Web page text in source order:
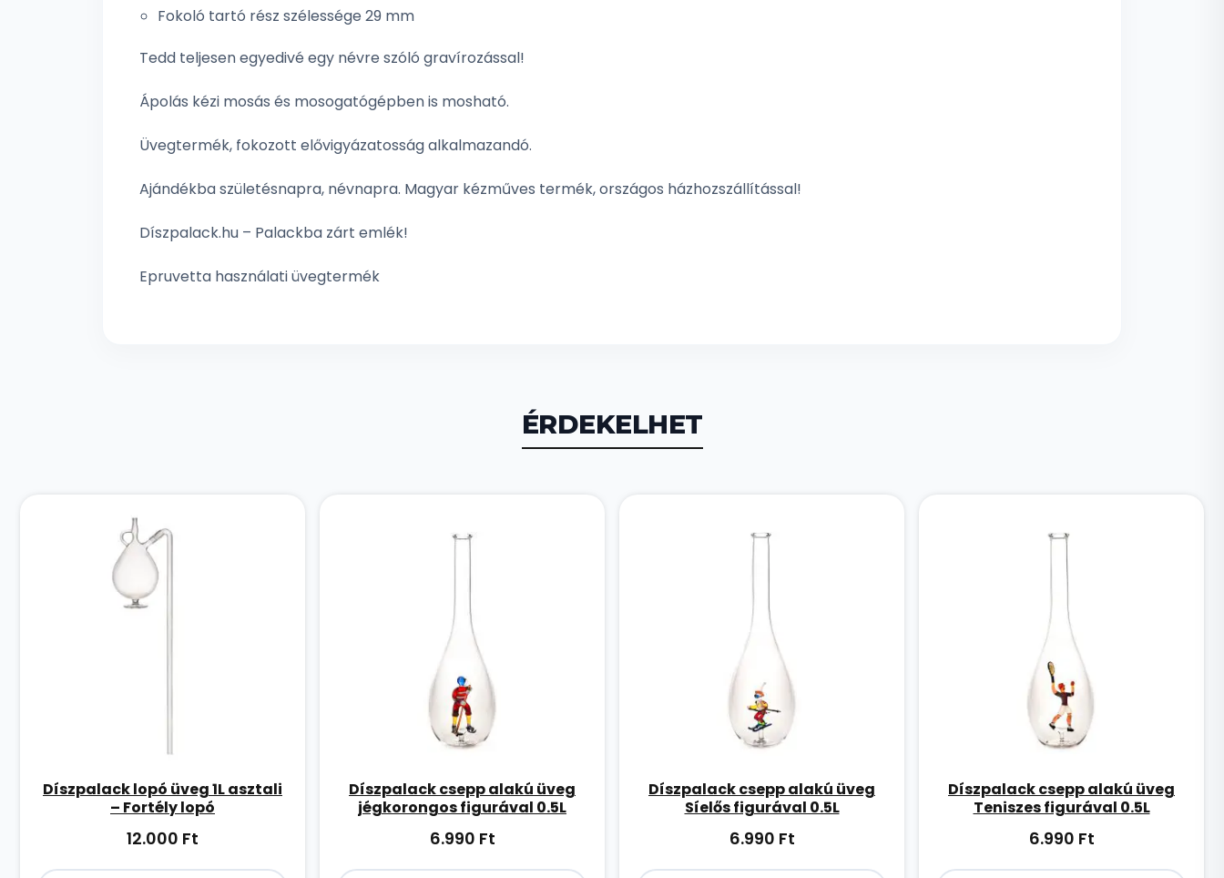
Fokoló tartó rész szélessége 29 mm
Tedd teljesen egyedivé egy névre szóló gravírozással!
Ápolás kézi mosás és mosogatógépben is mosható.
Üvegtermék, fokozott elővigyázatosság alkalmazandó.
Ajándékba születésnapra, névnapra. Magyar kézműves termék, országos házhozszállítással!
Díszpalack.hu – Palackba zárt emlék!
Epruvetta használati üvegtermék
ÉRDEKELHET
Díszpalack lopó üveg 1L asztali
– Fortély lopó
12.000 Ft
Díszpalack csepp alakú üveg
jégkorongos figurával 0.5L
6.990 Ft
Díszpalack csepp alakú üveg
Síelős figurával 0.5L
6.990 Ft
Díszpalack csepp alakú üveg
Teniszes figurával 0.5L
6.990 Ft